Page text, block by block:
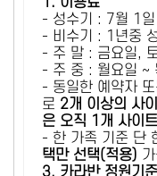
- 성수기 : 7월 1
- 비수기 : 1년중
- 주 말 : 금요일,
- 주 중 : 월요일 ~
- 동일한 예약자
로 2개 이상의 사
은 오직 1개 사이
- 한 가족 기준 단
택만 선택(적용)
3. 카라반 정원기